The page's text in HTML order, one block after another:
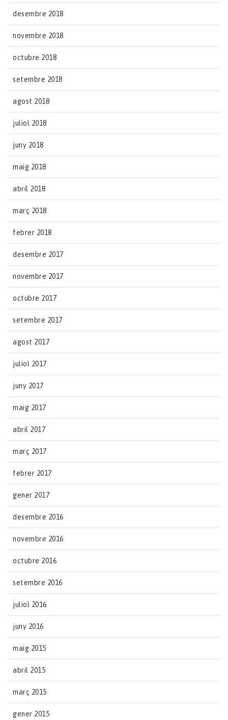
desembre 2018
novembre 2018
octubre 2018
setembre 2018
agost 2018
juliol 2018
juny 2018
maig 2018
abril 2018
març 2018
febrer 2018
desembre 2017
novembre 2017
octubre 2017
setembre 2017
agost 2017
juliol 2017
juny 2017
maig 2017
abril 2017
març 2017
febrer 2017
gener 2017
desembre 2016
novembre 2016
octubre 2016
setembre 2016
juliol 2016
juny 2016
maig 2015
abril 2015
març 2015
gener 2015